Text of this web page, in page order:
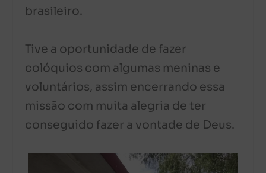
brasileiro.
Tive a oportunidade de fazer
colóquios com algumas meninas e
voluntários, assim encerrando essa
missão com muita alegria de ter
conseguido fazer a vontade de Deus.